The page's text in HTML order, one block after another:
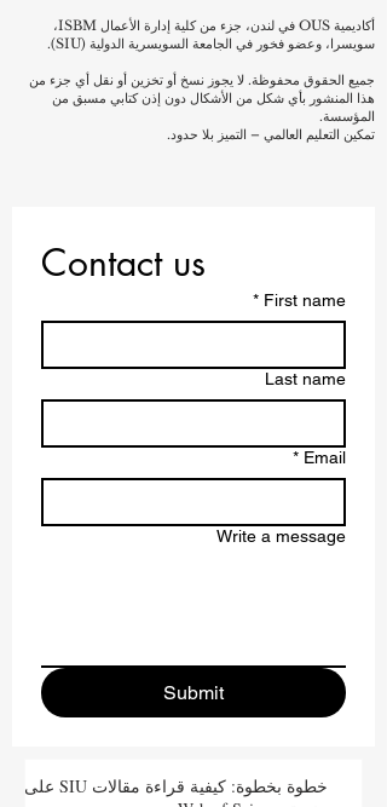
أكاديمية OUS في لندن، جزء من كلية إدارة الأعمال ISBM،
سويسرا، وعضو فخور في الجامعة السويسرية الدولية (SIU).
جميع الحقوق محفوظة. لا يجوز نسخ أو تخزين أو نقل أي جزء من
هذا المنشور بأي شكل من الأشكال دون إذن كتابي مسبق من
المؤسسة.
تمكين التعليم العالمي – التميز بلا حدود.
Contact us
First name
*
Last name
Email
*
Write a message
Submit
خطوة بخطوة: كيفية قراءة مقالات SIU على